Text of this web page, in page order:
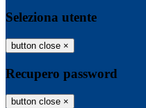
Seleziona utente
button close ×
Recupero password
button close ×